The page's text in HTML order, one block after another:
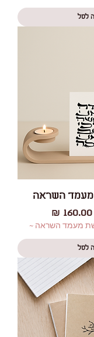
לסל
מעמד השראה
מחיר מבצע‏160.00 ‏₪
מעמד השראה ~
לסל